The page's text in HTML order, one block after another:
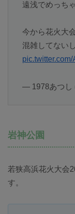
遠浅でめっち
今から花火大
混雑してない
pic.twitter.com/
— 1978あつし
岩神公園
若狭高浜花火大会
す。